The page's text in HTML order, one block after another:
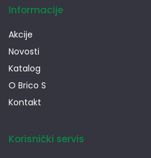
Informacije
Akcije
Novosti
Katalog
O Brico S
Kontakt
Korisnički servis